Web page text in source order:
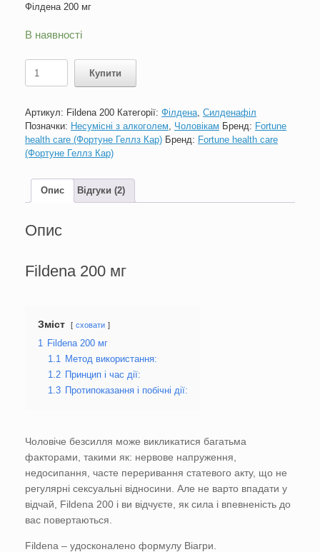
Філдена 200 мг
В наявності
200
Купити
Артикул: Fildena 200 Категорії: Філдена Силденафіл
Позначки: Несумісні з алкоголем Чоловікам Бренд: Fortune
health care (Фортуне Геллз Кар) Бренд: Fortune health care
(Фортуне Геллз Кар)
Опис Відгуки (2)
Опис
Fildena 200 мг
Зміст сховати
1 Fildena 200 мг
1.1 Метод використання:
1.2
Принцип і час дії:
1.3
Протипоказання і побічні дії:
Чоловіче безсилля може викликатися багатьма
факторами, такими як: нервове напруження,
недосипання, часте переривання статевого акту, що не
регулярні сексуальні відносини. Але не варто впадати у
відчай, Fildena 200 і ви відчуєте, як сила і впевненість до
вас повертаються.
Fildena – удосконалено формулу Віагри.